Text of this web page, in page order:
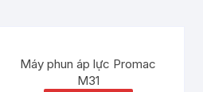
Máy phun áp lực Promac
M31